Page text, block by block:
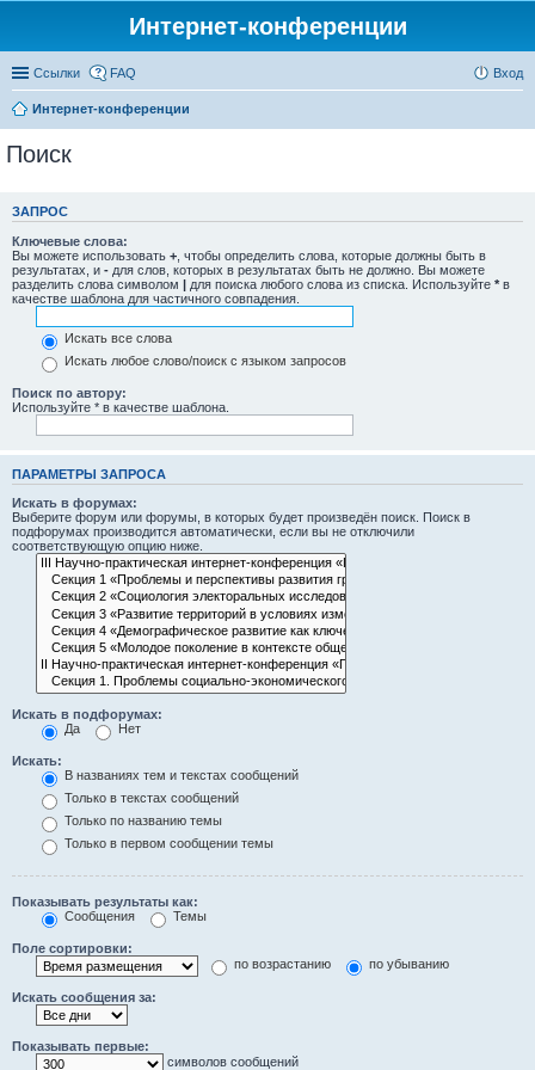
Интернет-конференции
Ссылки FAQ Вход
Интернет-конференции
Поиск
ЗАПРОС
Ключевые слова:
Вы можете использовать + , чтобы определить слова, которые должны быть в
результатах, и - для слов, которых в результатах быть не должно. Вы можете
разделить слова символом | для поиска любого слова из списка. Используйте * в
качестве шаблона для частичного совпадения.
Искать все слова
Искать любое слово/поиск с языком запросов
Поиск по автору:
Используйте * в качестве шаблона.
ПАРАМЕТРЫ ЗАПРОСА
Искать в форумах:
Выберите форум или форумы, в которых будет произведён поиск. Поиск в
подфорумах производится автоматически, если вы не отключили
соответствующую опцию ниже.
Искать в подфорумах:
Да
Нет
Искать:
В названиях тем и текстах сообщений
Только в текстах сообщений
Только по названию темы
Только в первом сообщении темы
Показывать результаты как:
Сообщения
Темы
Поле сортировки:
по возрастанию
по убыванию
Искать сообщения за:
Показывать первые:
символов сообщений